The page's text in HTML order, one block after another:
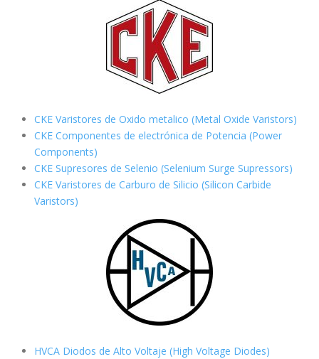
CKE Varistores de Oxido metalico (Metal Oxide Varistors)
CKE Componentes de electrónica de Potencia (Power
Components)
CKE Supresores de Selenio (Selenium Surge Supressors)
CKE Varistores de Carburo de Silicio (Silicon Carbide
Varistors)
HVCA Diodos de Alto Voltaje (High Voltage Diodes)